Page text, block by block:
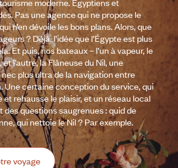
moderne. Égyptiens et
Pas une agence qui ne propose le
n’en dévoile les bons plans. Alors, que
? Déjà, l’idée que l’Égypte est plus
Et puis, nos bateaux – l’un à vapeur, le
l’autre, la Flâneuse du Nil, une
plus ultra de la navigation entre
Une certaine conception du service, qui
et rehausse le plaisir, et un réseau local
des questions saugrenues : quid de
qui nettoie le Nil ? Par exemple.
voyage